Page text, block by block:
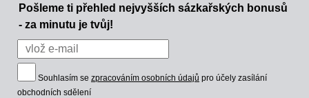
Pošleme ti přehled nejvyšších sázkařských bonusů
- za minutu je tvůj!
Souhlasím se zpracováním osobních údajů pro účely zasílání
obchodních sdělení